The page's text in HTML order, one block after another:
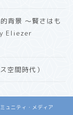
背景 〜賢さはも
Eliezer
空間時代）
ニティ・メディア